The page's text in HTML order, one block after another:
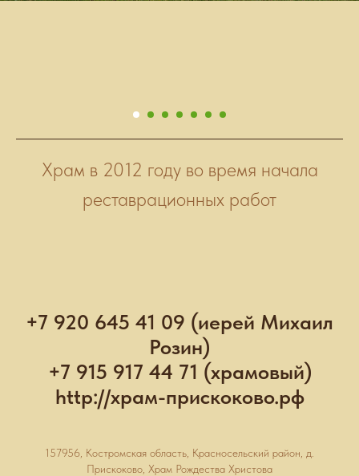
Храм в 2012 году во время начала
реставрационных работ
+7 920 645 41 09 (иерей Михаил
Розин)
+7 915 917 44 71 (храмовый)
http://храм-прискоково.рф
157956, Костромская область, Красносельский район, д.
Прискоково, Храм Рождества Христова